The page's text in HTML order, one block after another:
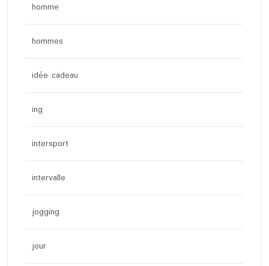
homme
hommes
idée cadeau
ing
intersport
intervalle
jogging
jour